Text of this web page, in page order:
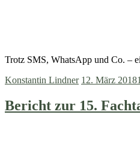
Trotz SMS, WhatsApp und Co. –
Konstantin Lindner 12. März 2018
Bericht zur 15.